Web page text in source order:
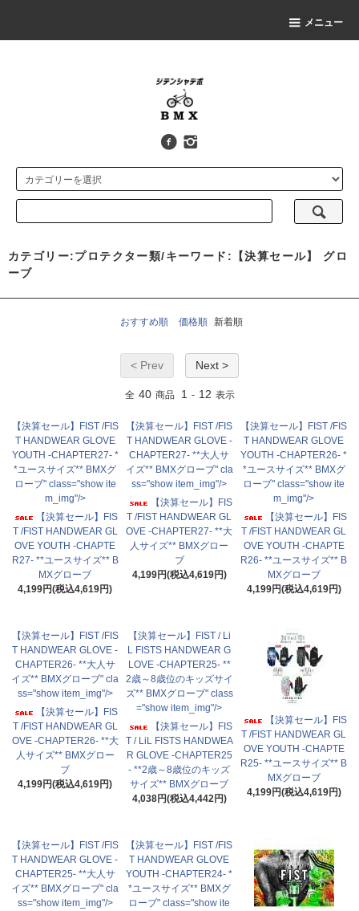
メニュー
カテゴリー:プロテクター類/キーワード:【決算セール】 グロ
ーブ
おすすめ順 価格順 新着順
< Prev Next >
全 40 商品 1 - 12 表示
【決算セール】FIST /FIS
T HANDWEAR GLOVE
YOUTH -CHAPTER27- *
*ユースサイズ** BMXグ
ローブ" class="show ite
m_img"/>
【決算セール】FIS
T /FIST HANDWEAR GL
OVE YOUTH -CHAPTE
R27- **ユースサイズ** B
MXグローブ
4,199円(税込4,619円)
【決算セール】FIST /FIS
T HANDWEAR GLOVE -
CHAPTER27- **大人サ
イズ** BMXグローブ" cla
ss="show item_img"/>
【決算セール】FIS
T /FIST HANDWEAR GL
OVE -CHAPTER27- **大
人サイズ** BMXグロー
ブ
4,199円(税込4,619円)
【決算セール】FIST /FIS
T HANDWEAR GLOVE
YOUTH -CHAPTER26- *
*ユースサイズ** BMXグ
ローブ" class="show ite
m_img"/>
【決算セール】FIS
T /FIST HANDWEAR GL
OVE YOUTH -CHAPTE
R26- **ユースサイズ** B
MXグローブ
4,199円(税込4,619円)
【決算セール】FIST /FIS
T HANDWEAR GLOVE -
CHAPTER26- **大人サ
イズ** BMXグローブ" cla
ss="show item_img"/>
【決算セール】FIS
T /FIST HANDWEAR GL
OVE -CHAPTER26- **大
人サイズ** BMXグロー
ブ
4,199円(税込4,619円)
【決算セール】FIST / Li
L FISTS HANDWEAR G
LOVE -CHAPTER25- **
2歳～8歳位のキッズサイ
ズ** BMXグローブ" class
="show item_img"/>
【決算セール】FIS
T / LiL FISTS HANDWEA
R GLOVE -CHAPTER25
- **2歳～8歳位のキッズ
サイズ** BMXグローブ
4,038円(税込4,442円)
【決算セール】FIS
T /FIST HANDWEAR GL
OVE YOUTH -CHAPTE
R25- **ユースサイズ** B
MXグローブ
4,199円(税込4,619円)
【決算セール】FIST /FIS
T HANDWEAR GLOVE -
CHAPTER25- **大人サ
イズ** BMXグローブ" cla
ss="show item_img"/>
【決算セール】FIST /FIS
T HANDWEAR GLOVE
YOUTH -CHAPTER24- *
*ユースサイズ** BMXグ
ローブ" class="show ite